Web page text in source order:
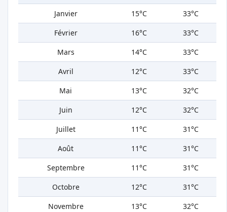
Janvier
15°C
33°C
Février
16°C
33°C
Mars
14°C
33°C
Avril
12°C
33°C
Mai
13°C
32°C
Juin
12°C
32°C
Juillet
11°C
31°C
Août
11°C
31°C
Septembre
11°C
31°C
Octobre
12°C
31°C
Novembre
13°C
32°C